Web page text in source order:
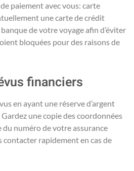
paiement avec vous: carte
une carte de crédit
de votre voyage afin d’éviter
bloquées pour des raisons de
financiers
en ayant une réserve d’argent
une copie des coordonnées
numéro de votre assurance
contacter rapidement en cas de